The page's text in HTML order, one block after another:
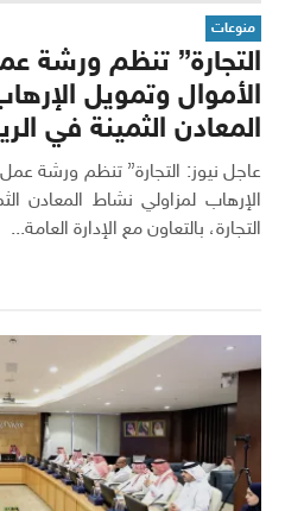
منوعات
التجارة” تنظم ورشة
الأموال وتمويل
المعادن الثمينة في
عاجل نيوز: التجارة” تنظم ورشة
الإرهاب لمزاولي نشاط المعادن
التجارة، بالتعاون مع الإدارة العامة...